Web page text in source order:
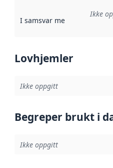
I samsvar med
Ikke
Lovhjemler
Ikke oppgitt
Begreper brukt i
Ikke oppgitt